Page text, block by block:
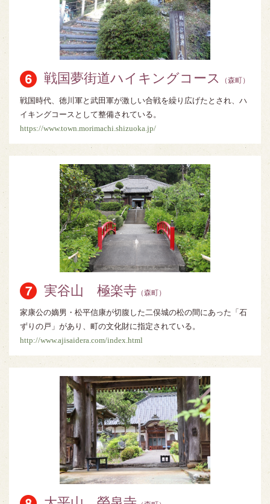
戦国夢街道ハイキングコース （森町）
戦国時代、徳川軍と武田軍が激しい合戦を繰り広げたとされ、ハ
イキングコースとして整備されている。
https://www.town.morimachi.shizuoka.jp/
実谷山 極楽寺 （森町）
家康公の嫡男・松平信康が切腹した二俣城の松の間にあった「石
ずりの戸」があり、町の文化財に指定されている。
http://www.ajisaidera.com/index.html